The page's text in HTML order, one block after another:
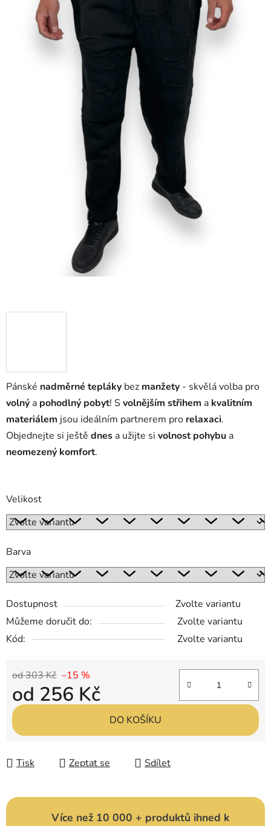
Pánské nadměrné tepláky bez manžety - skvělá volba pro
volný a pohodlný pobyt! Svolnějším střihem a kvalitním
materiálem jsou ideálním partnerem pro relaxaci.
Objednejte si ještě dnes a užijte si volnost pohybu a
neomezený komfort.
Velikost
Barva
Dostupnost
Zvolte variantu
Můžeme doručit do:
Zvolte variantu
Kód:
Zvolte variantu
od 303 Kč –15 %
od 256 Kč
Měrná cena: DO KOŠÍKU
Tisk Zeptat se Sdílet
Více než 10 000 + produktů ihned k